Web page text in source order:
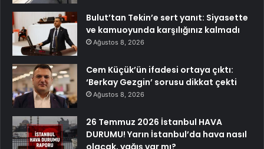
Bulut’tan Tekin’e sert yanıt: Siyasette
ve kamuoyunda karşılığınız kalmadı
Ağustos 8, 2026
Cem Küçük’ün ifadesi ortaya çıktı:
‘Berkay Gezgin’ sorusu dikkat çekti
Ağustos 8, 2026
26 Temmuz 2026 İstanbul HAVA
DURUMU! Yarın İstanbul’da hava nasıl
olacak, yağış var mı?